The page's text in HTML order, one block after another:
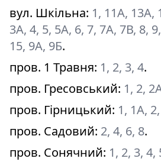
вул. Шкільна: 1, 11А, 13А,
3А, 4, 5, 5А, 6, 7, 7А, 7В, 8,
15, 9А, 9Б.
пров. 1 Травня: 1, 2, 3, 4.
пров. Гресовський: 1, 2,
пров. Гірницький: 1, 1А,
пров. Садовий: 2, 4, 6, 8.
пров. Сонячний: 1, 2, 3, 4,